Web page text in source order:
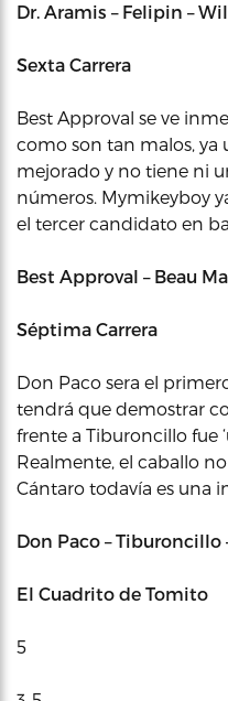
Dr. Aramis – Felipin –
Sexta Carrera
Best Approval se ve
como son tan malos, ya
mejorado y no tiene ni
números. Mymikeyboy
el tercer candidato en
Best Approval – Beau
Séptima Carrera
Don Paco sera el
tendrá que demostrar
frente a Tiburoncillo fue
Realmente, el caballo
Cántaro todavía es una
Don Paco – Tiburoncillo
El Cuadrito de Tomito
5